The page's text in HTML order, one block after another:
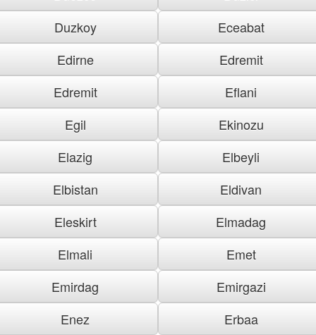
Duzkoy
Eceabat
Edirne
Edremit
Edremit
Eflani
Egil
Ekinozu
Elazig
Elbeyli
Elbistan
Eldivan
Eleskirt
Elmadag
Elmali
Emet
Emirdag
Emirgazi
Enez
Erbaa